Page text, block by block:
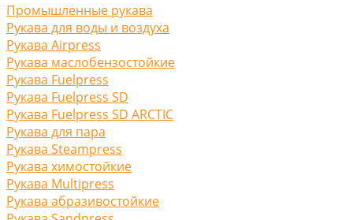
Промышленные рукава
Рукава для воды и воздуха
Рукава Airpress
Рукава маслобензостойкие
Рукава Fuelpress
Рукава Fuelpress SD
Рукава Fuelpress SD ARCTIC
Рукава для пара
Рукава Steampress
Рукава химостойкие
Рукава Multipress
Рукава абразивостойкие